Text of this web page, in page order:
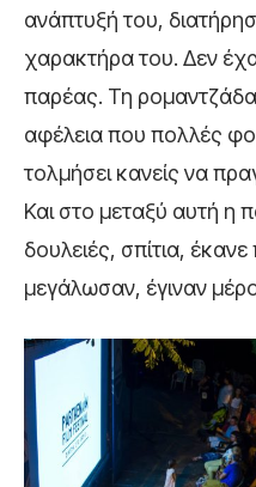
ανάπτυξή του,
χαρακτήρα του. Δεν
παρέας. Τη
αφέλεια που πολλές
τολμήσει κανείς να
Και στο μεταξύ αυτή η
δουλειές, σπίτια, έκανε
μεγάλωσαν, έγιναν